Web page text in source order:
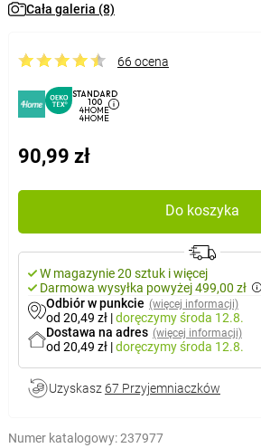
Cała galeria (8)
66 ocena
STANDARD
100
4HOME
4HOME
90,99 zł
Do koszyka
W magazynie 20 sztuk i więcej
Darmowa wysyłka powyżej 499,00 zł
Odbiór w punkcie (więcej informacji)
od 20,49 zł |doręczymyśroda 12.8.
Dostawa na adres (więcej informacji)
od 20,49 zł |doręczymyśroda 12.8.
Uzyskasz 67 Przyjemniaczków
Numer katalogowy:237977